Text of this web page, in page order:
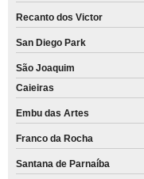
Recanto dos Victor
San Diego Park
São Joaquim
Caieiras
Embu das Artes
Franco da Rocha
Santana de Parnaíba